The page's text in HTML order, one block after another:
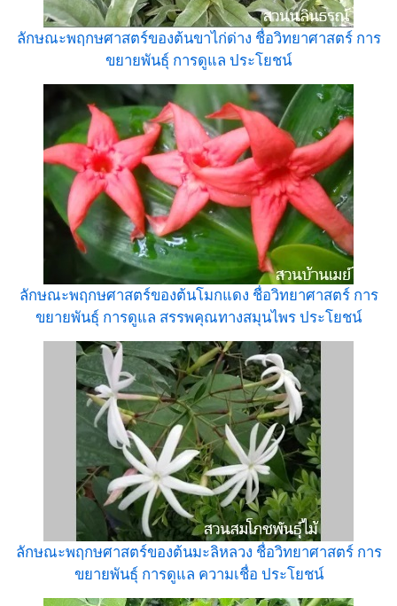
ลักษณะพฤกษศาสตร์ของต้นขาไก่ด่าง ชื่อวิทยาศาสตร์ การ
ขยายพันธุ์ การดูแล ประโยชน์
ลักษณะพฤกษศาสตร์ของต้นโมกแดง ชื่อวิทยาศาสตร์ การ
ขยายพันธุ์ การดูแล สรรพคุณทางสมุนไพร ประโยชน์
ลักษณะพฤกษศาสตร์ของต้นมะลิหลวง ชื่อวิทยาศาสตร์ การ
ขยายพันธุ์ การดูแล ความเชื่อ ประโยชน์